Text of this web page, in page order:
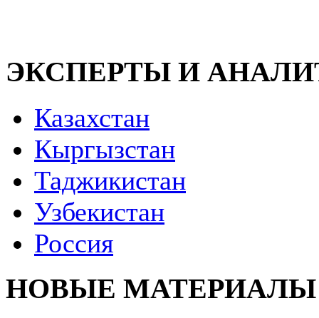
ЭКСПЕРТЫ И
Казахстан
Кыргызстан
Таджикистан
Узбекистан
Россия
НОВЫЕ МАТЕРИАЛЫ